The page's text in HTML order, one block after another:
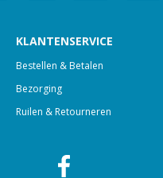
KLANTENSERVICE
Bestellen & Betalen
Bezorging
Ruilen & Retourneren